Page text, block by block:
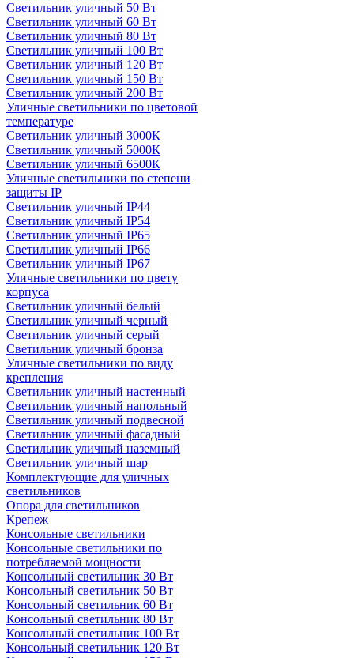
Светильник уличный 50 Вт
Светильник уличный 60 Вт
Светильник уличный 80 Вт
Светильник уличный 100 Вт
Светильник уличный 120 Вт
Светильник уличный 150 Вт
Светильник уличный 200 Вт
Уличные светильники по цветовой
температуре
Cветильник уличный 3000К
Cветильник уличный 5000К
Cветильник уличный 6500К
Уличные светильники по степени
защиты IP
Светильник уличный IP44
Светильник уличный IP54
Светильник уличный IP65
Светильник уличный IP66
Светильник уличный IP67
Уличные светильники по цвету
корпуса
Светильник уличный белый
Светильник уличный черный
Светильник уличный серый
Светильник уличный бронза
Уличные светильники по виду
крепления
Светильник уличный настенный
Светильник уличный напольный
Светильник уличный подвесной
Светильник уличный фасадный
Светильник уличный наземный
Cветильник уличный шар
Комплектующие для уличных
светильников
Опора для светильников
Крепеж
Консольные светильники
Консольные светильники по
потребляемой мощности
Консольный светильник 30 Вт
Консольный светильник 50 Вт
Консольный светильник 60 Вт
Консольный светильник 80 Вт
Консольный светильник 100 Вт
Консольный светильник 120 Вт